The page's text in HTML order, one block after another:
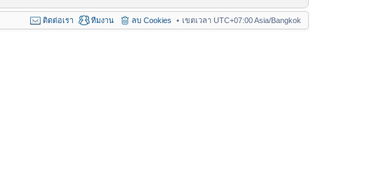
เขตเวลา UTC+07:00 Asia/Bangkok
ลบ Cookies
ทีมงาน
ติดต่อเรา